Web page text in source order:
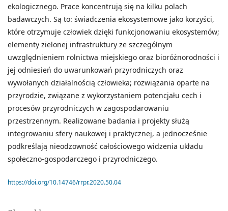
ekologicznego. Prace koncentrują się na kilku polach
badawczych. Są to: świadczenia ekosystemowe jako korzyści,
które otrzymuje człowiek dzięki funkcjonowaniu ekosystemów;
elementy zielonej infrastruktury ze szczególnym
uwzględnieniem rolnictwa miejskiego oraz bioróżnorodności i
jej odniesień do uwarunkowań przyrodniczych oraz
wywołanych działalnością człowieka; rozwiązania oparte na
przyrodzie, związane z wykorzystaniem potencjału cech i
procesów przyrodniczych w zagospodarowaniu
przestrzennym. Realizowane badania i projekty służą
integrowaniu sfery naukowej i praktycznej, a jednocześnie
podkreślają nieodzowność całościowego widzenia układu
społeczno-gospodarczego i przyrodniczego.
https://doi.org/10.14746/rrpr.2020.50.04